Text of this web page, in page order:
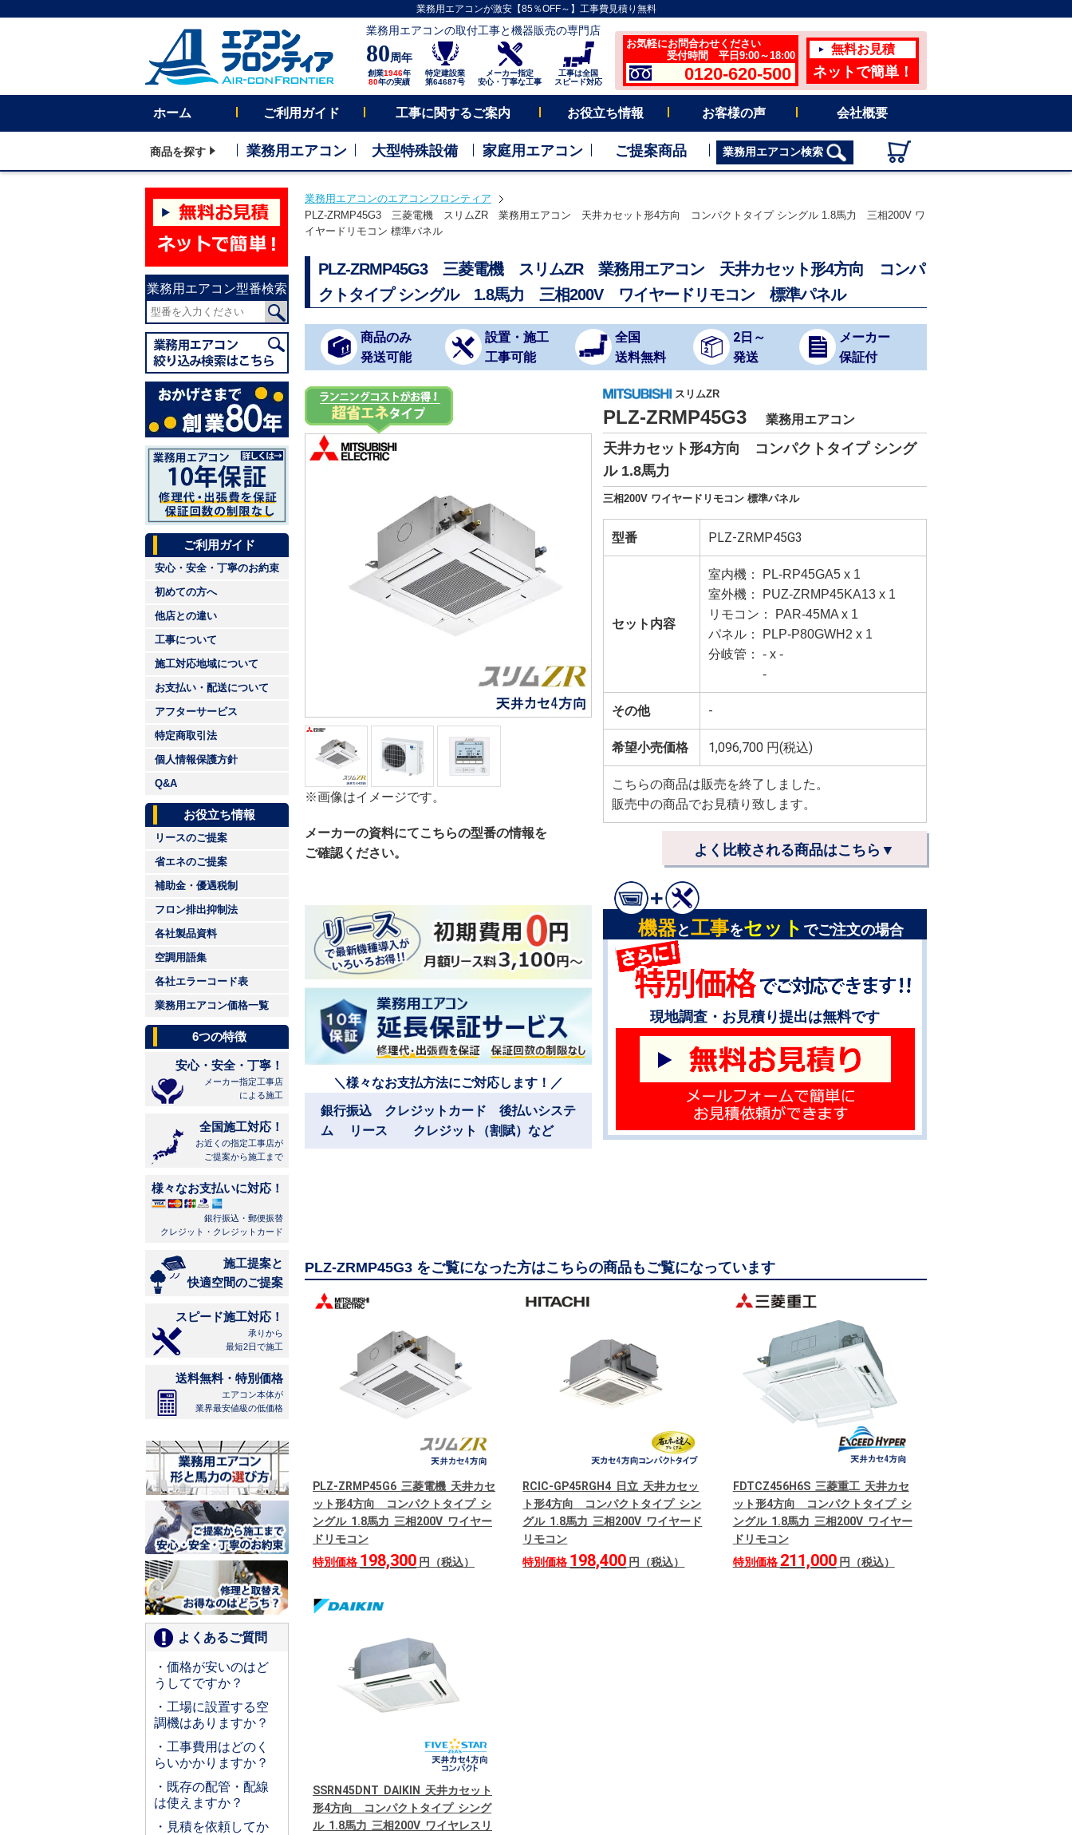
業務用エアコンが激安【85％OFF～】工事費見積り無料
業務用エアコンの取付工事と機器販売の専門店
80周年
創業1946年
80年の実績
特定建設業
第64687号
メーカー指定
安心・丁寧な工事
工事は全国
スピード対応
お気軽にお問合わせください
受付時間 平日9:00～18:00
0120-620-500
無料お見積
ネットで簡単！
ホーム ご利用ガイド 工事に関するご案内 お役立ち情報 お客様の声 会社概要
商品を探す 業務用エアコン 大型特殊設備 家庭用エアコン ご提案商品 業務用エアコン検索
業務用エアコン型番検索
ご利用ガイド
安心・安全・丁寧のお約束
初めての方へ
他店との違い
工事について
施工対応地域について
お支払い・配送について
アフターサービス
特定商取引法
個人情報保護方針
Q&A
お役立ち情報
リースのご提案
省エネのご提案
補助金・優遇税制
フロン排出抑制法
各社製品資料
空調用語集
各社エラーコード表
業務用エアコン価格一覧
6つの特徴
安心・安全・丁寧！
メーカー指定工事店
による施工
全国施工対応！
お近くの指定工事店が
ご提案から施工まで
様々なお支払いに対応！
銀行振込・郵便振替
クレジット・クレジットカード
施工提案と
快適空間のご提案
スピード施工対応！
承りから
最短2日で施工
送料無料・特別価格
エアコン本体が
業界最安値級の低価格
よくあるご質問
・価格が安いのはど
うしてですか？
・工場に設置する空
調機はありますか？
・工事費用はどのく
らいかかりますか？
・既存の配管・配線
は使えますか？
・見積を依頼してか
業務用エアコンのエアコンフロンティア
PLZ-ZRMP45G3 三菱電機 スリムZR 業務用エアコン 天井カセット形4方向 コンパクトタイプ シングル 1.8馬力 三相200V ワ
イヤードリモコン 標準パネル
PLZ-ZRMP45G3 三菱電機 スリムZR 業務用エアコン 天井カセット形4方向 コンパ
クトタイプ シングル 1.8馬力 三相200V ワイヤードリモコン 標準パネル
商品のみ
発送可能
設置・施工
工事可能
全国
送料無料
2日～
発送
メーカー
保証付
※画像はイメージです。
メーカーの資料にてこちらの型番の情報を
ご確認ください。
スリムZR
PLZ-ZRMP45G3 業務用エアコン
天井カセット形4方向 コンパクトタイプ シング
ル 1.8馬力
三相200V ワイヤードリモコン 標準パネル
型番 PLZ-ZRMP45G3
セット内容
室内機： PL-RP45GA5 x 1
室外機： PUZ-ZRMP45KA13 x 1
リモコン： PAR-45MA x 1
パネル： PLP-P80GWH2 x 1
分岐管： - x -
-
その他 -
希望小売価格 1,096,700 円(税込)
こちらの商品は販売を終了しました。
販売中の商品でお見積り致します。
よく比較される商品はこちら▼
＼様々なお支払方法にご対応します！／
銀行振込 クレジットカード 後払いシステ
ム リース クレジット（割賦）など
機器と工事をセット でご注文の場合
現地調査・お見積り提出は無料です
PLZ-ZRMP45G3 をご覧になった方はこちらの商品もご覧になっています
PLZ-ZRMP45G6 三菱電機 天井カセ
ット形4方向 コンパクトタイプ シ
ングル 1.8馬力 三相200V ワイヤー
ドリモコン
特別価格 198,300 円（税込）
RCIC-GP45RGH4 日立 天井カセッ
ト形4方向 コンパクトタイプ シン
グル 1.8馬力 三相200V ワイヤード
リモコン
特別価格 198,400 円（税込）
FDTCZ456H6S 三菱重工 天井カセ
ット形4方向 コンパクトタイプ シ
ングル 1.8馬力 三相200V ワイヤー
ドリモコン
特別価格 211,000円（税込）
SSRN45DNT DAIKIN 天井カセット
形4方向 コンパクトタイプ シング
ル 1.8馬力 三相200V ワイヤレスリ